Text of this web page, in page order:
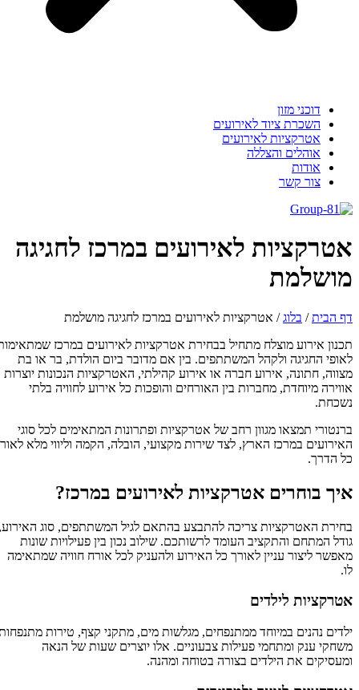
דוכני מזון
השכרת ציוד לאירועים
אטרקציות לאירועים
אוהלים והצללה
אודות
צור קשר
אטרקציות לאירועים במרכז לחגיגה
מושלמת
דף הבית/בלוג/אטרקציות לאירועים במרכז לחגיגה מושלמת
תכנון אירוע מוצלח מתחיל בבחירת אטרקציות לאירועים במרכז שמתאימות
לאופי החגיגה ולקהל המשתתפים. בין אם מדובר ביום הולדת, בר או בת
מצווה, חתונה, אירוע חברה או אירוע קהילתי, האטרקציות הנכונות יוצרות
אווירה מיוחדת, מחברות בין האורחים והופכות כל אירוע לחוויה בלתי
נשכחת.
ברנטורי תמצאו מגוון רחב של אטרקציות ופתרונות המתאימים לכל סוגי
האירועים במרכז הארץ, לצד שירות מקצועי, הובלה, הקמה וליווי מלא לאורך
כל הדרך.
איך בוחרים אטרקציות לאירועים במרכז?
בחירת האטרקציות צריכה להתבצע בהתאם לגיל המשתתפים, סוג האירוע,
גודל המתחם והתקציב העומד לרשותכם. שילוב נכון בין פעילויות שונות
מאפשר ליצור עניין לאורך כל האירוע ולהעניק לכל אורח חוויה שמתאימה
לו.
אטרקציות לילדים
ילדים נהנים במיוחד ממתנפחים, מגלשות מים, מתקני קצף, טירות מתנפחות,
משחקי ענק ומתחמי פעילות צבעוניים. אלו יוצרים שעות של הנאה
ומעסיקים את הילדים בצורה בטוחה ומהנה.